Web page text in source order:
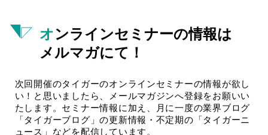
オンラインセミナーの情報は
メルマガにて！
次回開催のタイガーのオンラインセミナーの情報が欲し
い！と思いましたら、メールマガジンへ登録をお願いい
たします。セミナー情報に加え、月に一度の業界ブログ
「タイガーブログ」の更新情報・不定期の「タイガーニ
ュース」などを配信しています。